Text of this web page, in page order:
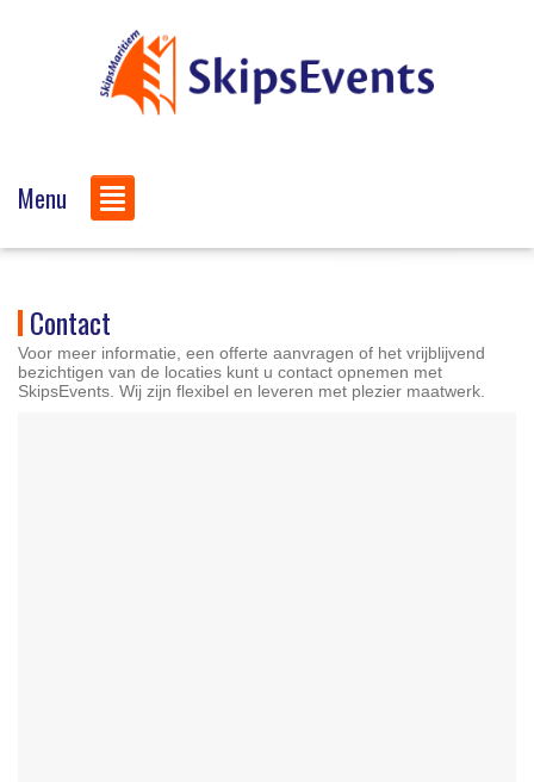
Menu
Contact
Voor meer informatie, een offerte aanvragen of het vrijblijvend
bezichtigen van de locaties kunt u contact opnemen met
SkipsEvents. Wij zijn flexibel en leveren met plezier maatwerk.